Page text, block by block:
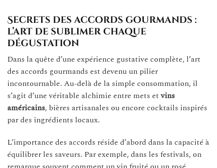
Secrets des accords gourmands :
l’art de sublimer chaque
dégustation
Dans la quête d’une expérience gustative complète, l’art
des accords gourmands est devenu un pilier
incontournable. Au-delà de la simple consommation, il
s’agit d’une véritable alchimie entre mets etvins
américains, bières artisanales ou encore cocktails inspirés
par des ingrédients locaux.
L’importance des accords réside d’abord dans la capacité à
équilibrer les saveurs. Par exemple, dans les festivals, on